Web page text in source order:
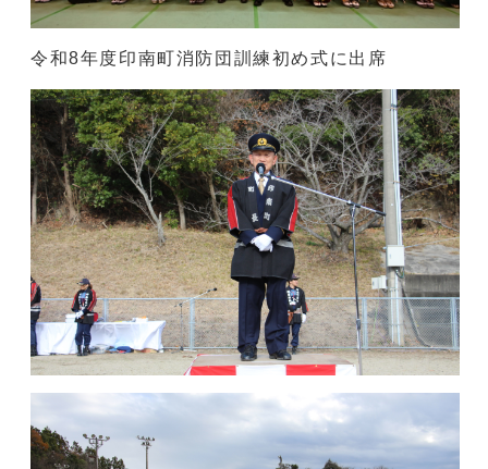
令和8年度印南町消防団訓練初め式に出席